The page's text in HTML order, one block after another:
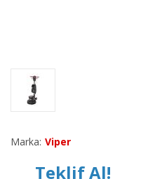
Marka: Viper
Teklif Al!